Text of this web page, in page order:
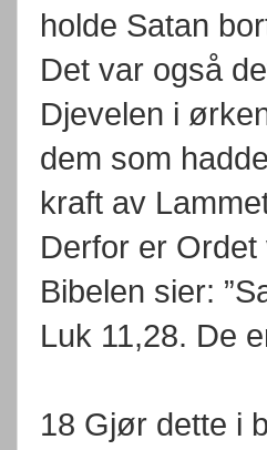
holde Satan
Det var også
Djevelen i
dem som
kraft av
Derfor er
Bibelen sier:
Luk 11,28. De
18 Gjør dette i